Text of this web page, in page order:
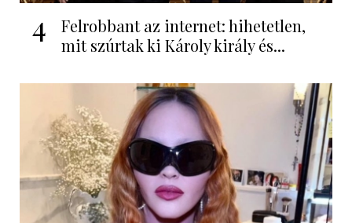
4
Felrobbant az internet: hihetetlen,
mit szúrtak ki Károly király és...